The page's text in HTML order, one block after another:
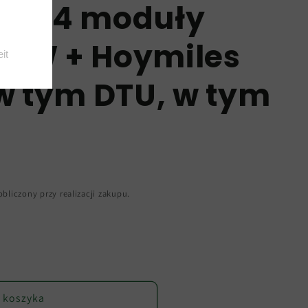
4 moduły
+ Hoymiles
tym DTU, w tym
przy realizacji zakupu.